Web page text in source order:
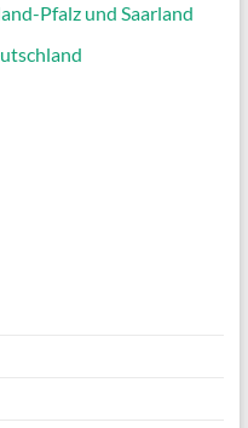
Pfalz und Saarland